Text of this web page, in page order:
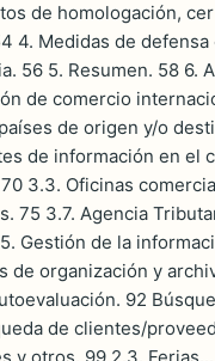
de homologación,
Medidas de
56 5. Resumen. 58
de comercio
de origen y/o
de información en el
3.3. Oficinas
75 3.7. Agencia
Gestión de la
organización y
92
de clientes/